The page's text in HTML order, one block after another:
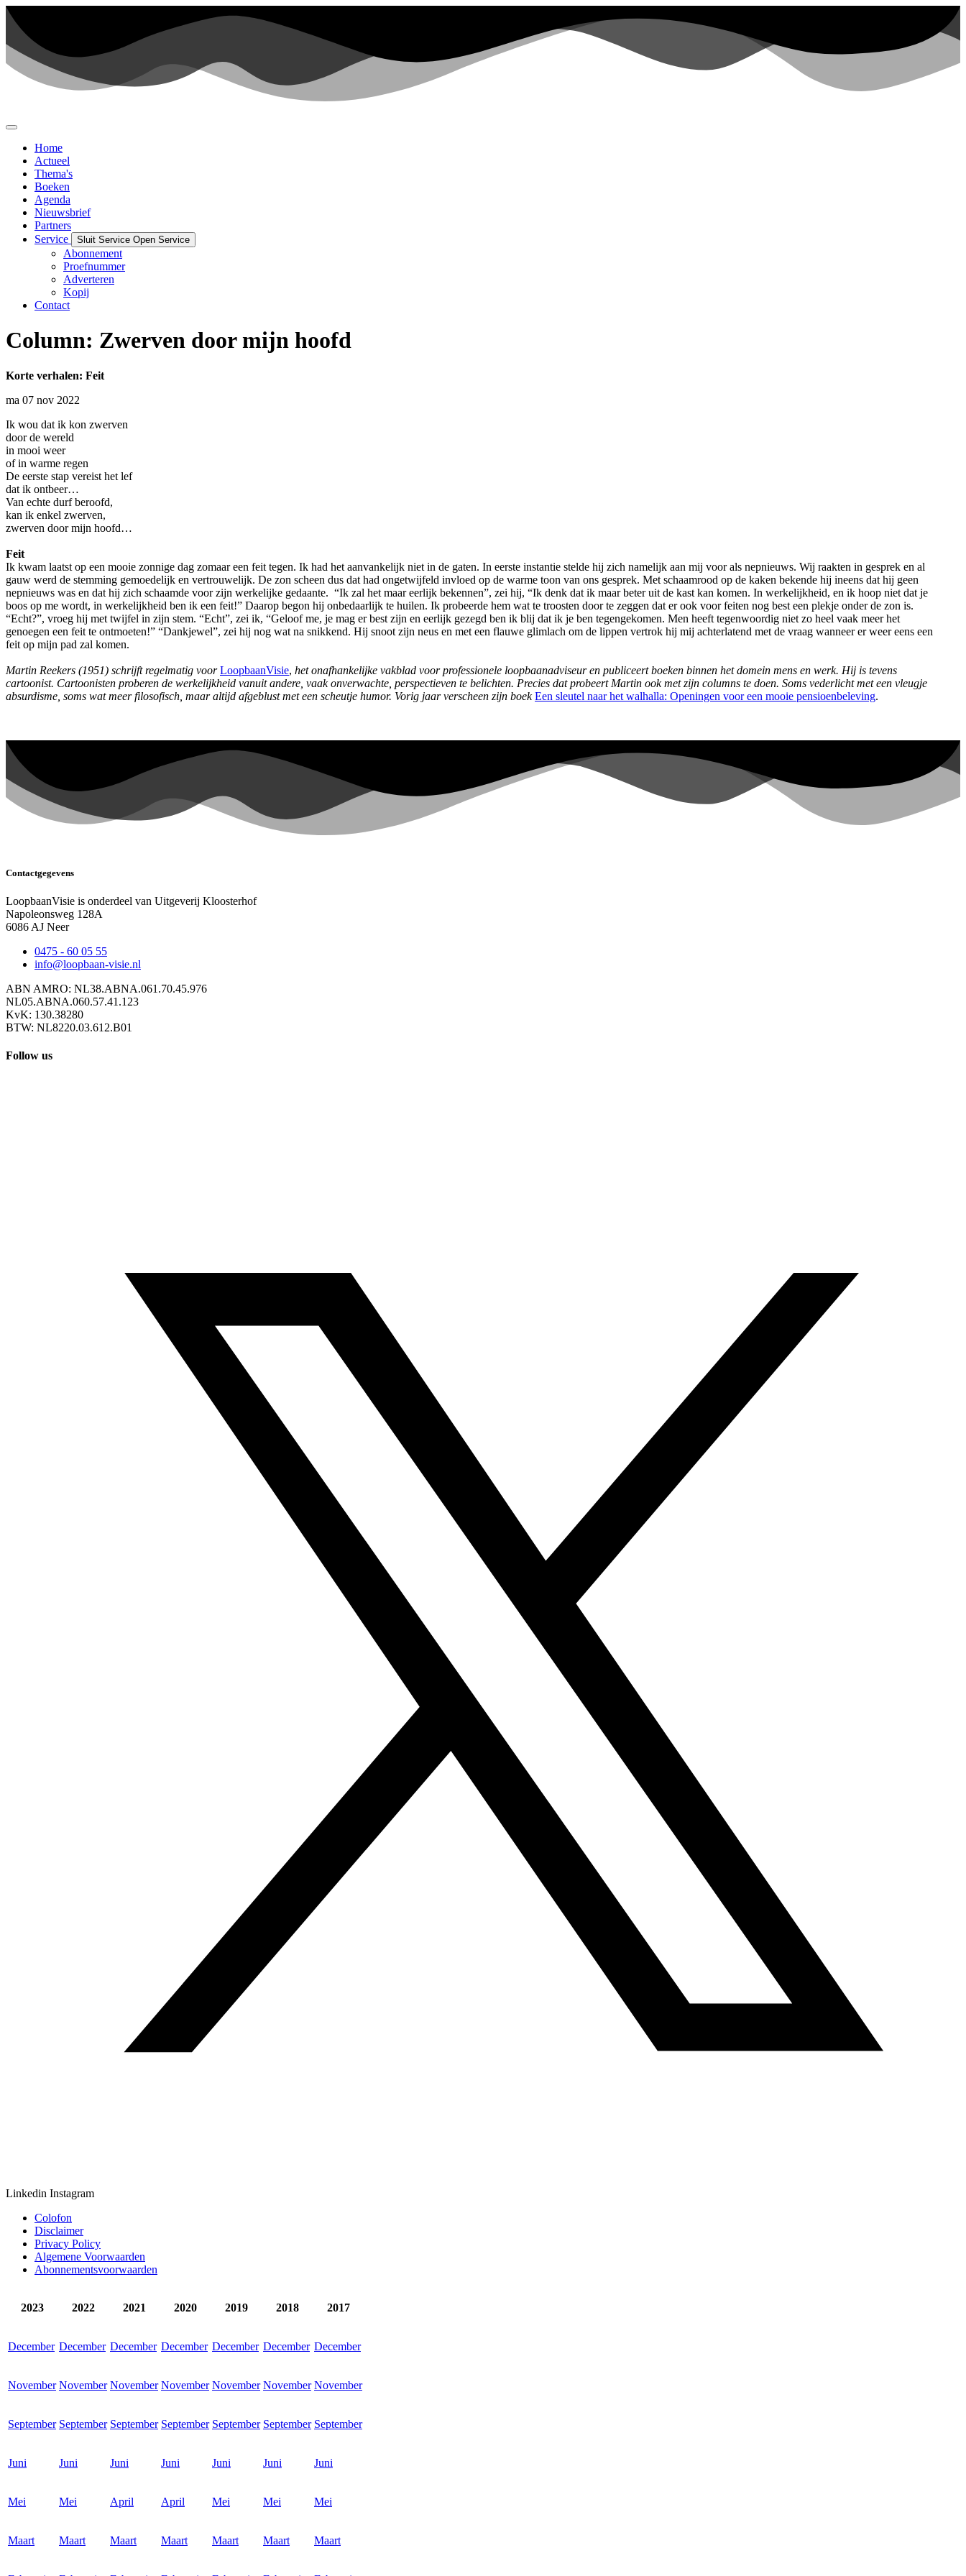
Ga
naar
inhoud
Home
Actueel
Thema's
Boeken
Agenda
Nieuwsbrief
Partners
Service
Sluit Service Open Service
Abonnement
Proefnummer
Adverteren
Kopij
Contact
Column: Zwerven door mijn hoofd
Korte verhalen: Feit
ma 07 nov 2022
Ik wou dat ik kon zwerven
door de wereld
in mooi weer
of in warme regen
De eerste stap vereist het lef
dat ik ontbeer…
Van echte durf beroofd,
kan ik enkel zwerven,
zwerven door mijn hoofd…
Feit
Ik kwam laatst op een mooie zonnige dag zomaar een feit tegen. Ik had het aanvankelijk niet in de gaten. In eerste instantie stelde hij zich namelijk aan mij voor als nepnieuws. Wij raakten in gesprek en al
gauw werd de stemming gemoedelijk en vertrouwelijk. De zon scheen dus dat had ongetwijfeld invloed op de warme toon van ons gesprek. Met schaamrood op de kaken bekende hij ineens dat hij geen
nepnieuws was en dat hij zich schaamde voor zijn werkelijke gedaante. “Ik zal het maar eerlijk bekennen”, zei hij, “Ik denk dat ik maar beter uit de kast kan komen. In werkelijkheid, en ik hoop niet dat je
boos op me wordt, in werkelijkheid ben ik een feit!” Daarop begon hij onbedaarlijk te huilen. Ik probeerde hem wat te troosten door te zeggen dat er ook voor feiten nog best een plekje onder de zon is.
“Echt?”, vroeg hij met twijfel in zijn stem. “Echt”, zei ik, “Geloof me, je mag er best zijn en eerlijk gezegd ben ik blij dat ik je ben tegengekomen. Men heeft tegenwoordig niet zo heel vaak meer het
genoegen een feit te ontmoeten!” “Dankjewel”, zei hij nog wat na snikkend. Hij snoot zijn neus en met een flauwe glimlach om de lippen vertrok hij mij achterlatend met de vraag wanneer er weer eens een
feit op mijn pad zal komen.
Martin Reekers (1951) schrijft regelmatig voor LoopbaanVisie, het onafhankelijke vakblad voor professionele loopbaanadviseur en publiceert boeken binnen het domein mens en werk. Hij is tevens
cartoonist. Cartoonisten proberen de werkelijkheid vanuit andere, vaak onverwachte, perspectieven te belichten. Precies dat probeert Martin ook met zijn columns te doen. Soms vederlicht met een vleugje
absurdisme, soms wat meer filosofisch, maar altijd afgeblust met een scheutje humor. Vorig jaar verscheen zijn boekEen sleutel naar het walhalla: Openingen voor een mooie pensioenbeleving.
Contactgegevens
LoopbaanVisie is onderdeel van Uitgeverij Kloosterhof
Napoleonsweg 128A
6086 AJ Neer
0475 - 60 05 55
info@loopbaan-visie.nl
ABN AMRO: NL38.ABNA.061.70.45.976
NL05.ABNA.060.57.41.123
KvK: 130.38280
BTW: NL8220.03.612.B01
Follow us
Linkedin Instagram
Colofon
Disclaimer
Privacy Policy
Algemene Voorwaarden
Abonnementsvoorwaarden
2023 2022 2021 2020 2019 2018 2017
December December December December December December December
November November November November November November November
September September September September September September September
Juni Juni Juni Juni Juni Juni Juni
Mei Mei April April Mei Mei Mei
Maart Maart Maart Maart Maart Maart Maart